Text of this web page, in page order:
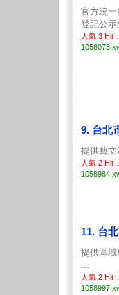
官方統
登記公
人氣 3 Hit
9. 台北
提供藝
人氣 2 Hit
11. 台
提供區
...
人氣 2 Hit